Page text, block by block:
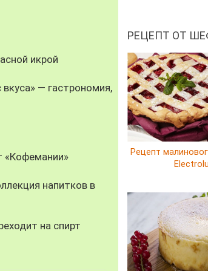
икрой
— гастрономия,
«Кофемании»
напитков в
на спирт
РЕЦЕПТ ОТ
Рецепт